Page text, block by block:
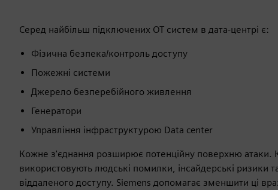
Серед найбільш підключених ОТ систем в дата-центрі є:
Фізична безпека/контроль доступу
Пожежні системи
Джерело безперебійного живлення
Генератори
Управління інфраструктурою Data center
Кожне з'єднання розширює потенційну поверхню атаки.
використовують людські помилки, інсайдерські ризики
віддаленого доступу. Siemens допомагає зменшити ці